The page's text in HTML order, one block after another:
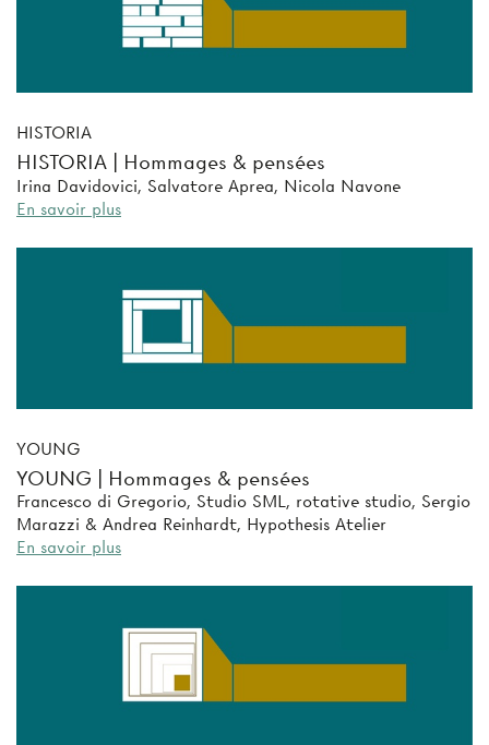
HISTORIA
HISTORIA | Hommages & pensées
Irina Davidovici, Salvatore Aprea, Nicola Navone
En savoir plus
YOUNG
YOUNG | Hommages & pensées
Francesco di Gregorio, Studio SML, rotative studio, Sergio
Marazzi & Andrea Reinhardt, Hypothesis Atelier
En savoir plus